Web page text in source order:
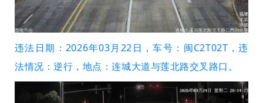
违法日期：2026年03月22日，车号：闽C2T02T，违
法情况：逆行，地点：连城大道与莲北路交叉路口。